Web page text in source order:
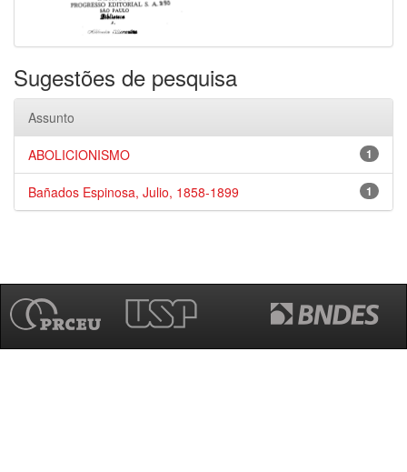
Sugestões de pesquisa
Assunto
1
ABOLICIONISMO
1
Bañados Espinosa, Julio, 1858-1899